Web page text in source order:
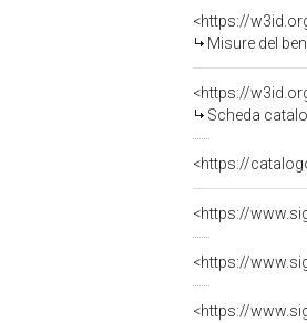
<https://
Misure del
<https://
Scheda
<https://